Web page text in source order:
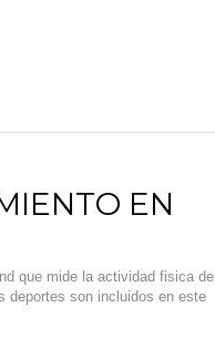
EN
que mide la actividad fisica de
deportes son incluidos en este